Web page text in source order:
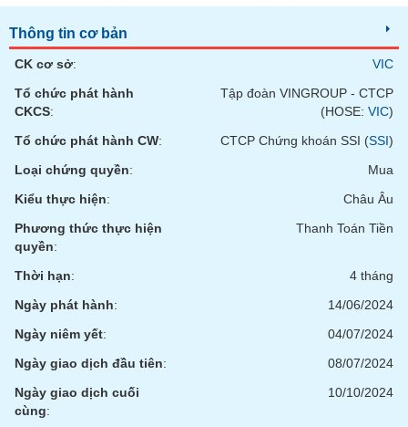
Thông tin cơ bản
CK cơ sở:
VIC
Tổ chức phát hành
CKCS:
Tập đoàn VINGROUP - CTCP
(HOSE: VIC)
Tổ chức phát hành CW: CTCP Chứng khoán SSI (SSI)
Loại chứng quyền:
Mua
Kiểu thực hiện:
Châu Âu
Phương thức thực hiện
quyền:
Thanh Toán Tiền
Thời hạn:
4 tháng
Ngày phát hành:
14/06/2024
Ngày niêm yết:
04/07/2024
Ngày giao dịch đầu tiên:
08/07/2024
Ngày giao dịch cuối
cùng:
10/10/2024
Lãnh
đạo
(-)
Tất cả Người nội bộ Người liên quan Cổ đông lớn
Tin
tức
(-)
Bài
viết
tác
(-)
Báo
phân
tích